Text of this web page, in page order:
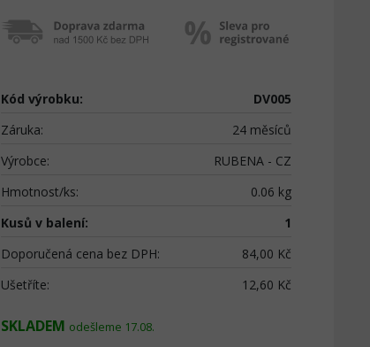
Kód výrobku:
DV005
Záruka:
24 měsíců
Výrobce:
RUBENA - CZ
Hmotnost/ks:
0.06 kg
Kusů v balení:
1
Doporučená cena bez DPH:
84,00 Kč
Ušetříte:
12,60 Kč
SKLADEM odešleme 17.08.